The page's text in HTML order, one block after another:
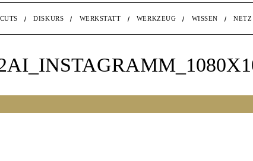
DISKURS WERKSTATT WERKZEUG WISSEN NETZ